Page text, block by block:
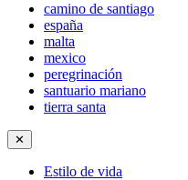
camino de santiago
españa
malta
mexico
peregrinación
santuario mariano
tierra santa
✕
Estilo de vida